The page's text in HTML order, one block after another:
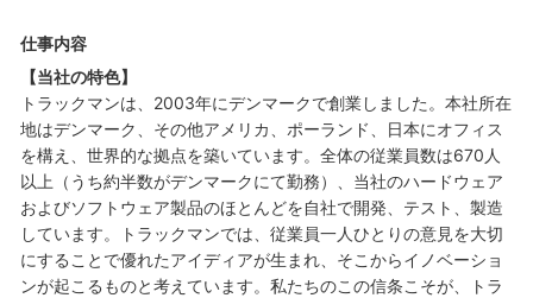
仕事内容
【当社の特色】
トラックマンは、2003年にデンマークで創業しました。本社所在
地はデンマーク、その他アメリカ、ポーランド、日本にオフィス
を構え、世界的な拠点を築いています。全体の従業員数は670人
以上（うち約半数がデンマークにて勤務）、当社のハードウェア
およびソフトウェア製品のほとんどを自社で開発、テスト、製造
しています。トラックマンでは、従業員一人ひとりの意見を大切
にすることで優れたアイディアが生まれ、そこからイノベーショ
ンが起こるものと考えています。私たちのこの信条こそが、トラ